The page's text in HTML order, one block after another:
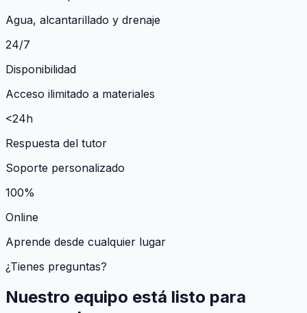
Agua, alcantarillado y drenaje
24/7
Disponibilidad
Acceso ilimitado a materiales
<24h
Respuesta del tutor
Soporte personalizado
100%
Online
Aprende desde cualquier lugar
¿Tienes preguntas?
Nuestro equipo está listo para